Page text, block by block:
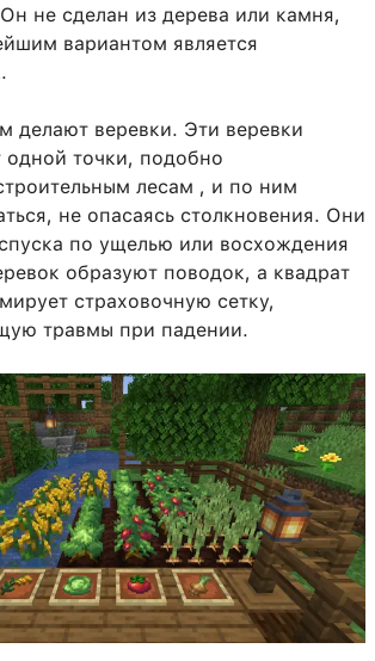
не сделан из дерева или камня,
вариантом является
делают веревки. Эти веревки
одной точки, подобно
лесам , и по ним
не опасаясь столкновения. Они
по ущелью или восхождения
образуют поводок, а квадрат
страховочную сетку,
травмы при падении.